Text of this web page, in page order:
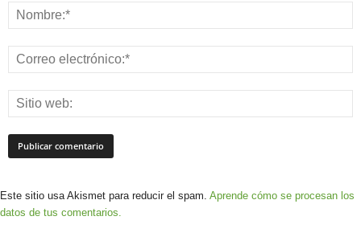
Este sitio usa Akismet para reducir el spam. Aprende cómo se procesan los
datos de tus comentarios.